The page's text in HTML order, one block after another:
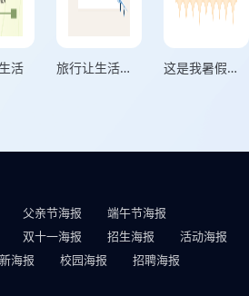
活 旅行让生活更美好 这是我暑假的生活
父亲节海报
端午节海报
双十一海报 招生海报
活动海报
海报 校园海报
招聘海报